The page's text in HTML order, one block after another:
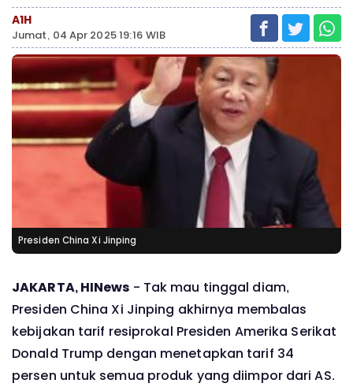
A1H
Jumat, 04 Apr 2025 19:16 WIB
Presiden China Xi Jinping
JAKARTA, HINews - Tak mau tinggal diam,
Presiden China Xi Jinping akhirnya membalas
kebijakan tarif resiprokal Presiden Amerika Serikat
Donald Trump dengan menetapkan tarif 34
persen untuk semua produk yang diimpor dari AS.